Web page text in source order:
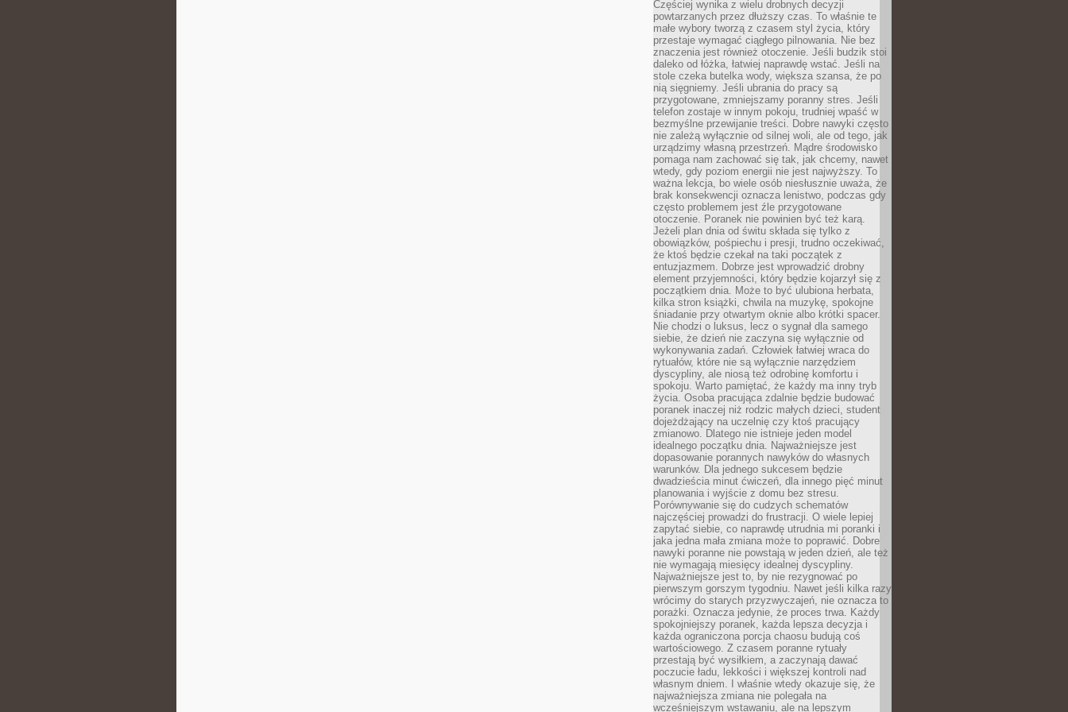
Częściej wynika z wielu drobnych decyzji
powtarzanych przez dłuższy czas. To właśnie te
małe wybory tworzą z czasem styl życia, który
przestaje wymagać ciągłego pilnowania. Nie bez
znaczenia jest również otoczenie. Jeśli budzik stoi
daleko od łóżka, łatwiej naprawdę wstać. Jeśli na
stole czeka butelka wody, większa szansa, że po
nią sięgniemy. Jeśli ubrania do pracy są
przygotowane, zmniejszamy poranny stres. Jeśli
telefon zostaje w innym pokoju, trudniej wpaść w
bezmyślne przewijanie treści. Dobre nawyki często
nie zależą wyłącznie od silnej woli, ale od tego, jak
urządzimy własną przestrzeń. Mądre środowisko
pomaga nam zachować się tak, jak chcemy, nawet
wtedy, gdy poziom energii nie jest najwyższy. To
ważna lekcja, bo wiele osób niesłusznie uważa, że
brak konsekwencji oznacza lenistwo, podczas gdy
często problemem jest źle przygotowane
otoczenie. Poranek nie powinien być też karą.
Jeżeli plan dnia od świtu składa się tylko z
obowiązków, pośpiechu i presji, trudno oczekiwać,
że ktoś będzie czekał na taki początek z
entuzjazmem. Dobrze jest wprowadzić drobny
element przyjemności, który będzie kojarzył się z
początkiem dnia. Może to być ulubiona herbata,
kilka stron książki, chwila na muzykę, spokojne
śniadanie przy otwartym oknie albo krótki spacer.
Nie chodzi o luksus, lecz o sygnał dla samego
siebie, że dzień nie zaczyna się wyłącznie od
wykonywania zadań. Człowiek łatwiej wraca do
rytuałów, które nie są wyłącznie narzędziem
dyscypliny, ale niosą też odrobinę komfortu i
spokoju. Warto pamiętać, że każdy ma inny tryb
życia. Osoba pracująca zdalnie będzie budować
poranek inaczej niż rodzic małych dzieci, student
dojeżdżający na uczelnię czy ktoś pracujący
zmianowo. Dlatego nie istnieje jeden model
idealnego początku dnia. Najważniejsze jest
dopasowanie porannych nawyków do własnych
warunków. Dla jednego sukcesem będzie
dwadzieścia minut ćwiczeń, dla innego pięć minut
planowania i wyjście z domu bez stresu.
Porównywanie się do cudzych schematów
najczęściej prowadzi do frustracji. O wiele lepiej
zapytać siebie, co naprawdę utrudnia mi poranki i
jaka jedna mała zmiana może to poprawić. Dobre
nawyki poranne nie powstają w jeden dzień, ale też
nie wymagają miesięcy idealnej dyscypliny.
Najważniejsze jest to, by nie rezygnować po
pierwszym gorszym tygodniu. Nawet jeśli kilka razy
wrócimy do starych przyzwyczajeń, nie oznacza to
porażki. Oznacza jedynie, że proces trwa. Każdy
spokojniejszy poranek, każda lepsza decyzja i
każda ograniczona porcja chaosu budują coś
wartościowego. Z czasem poranne rytuały
przestają być wysiłkiem, a zaczynają dawać
poczucie ładu, lekkości i większej kontroli nad
własnym dniem. I właśnie wtedy okazuje się, że
najważniejsza zmiana nie polegała na
wcześniejszym wstawaniu, ale na lepszym